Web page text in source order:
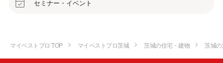
セミナー・イベント
マイベストプロ TOP マイベストプロ茨城 茨城の住宅・建物 茨城